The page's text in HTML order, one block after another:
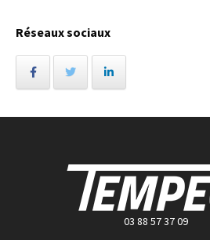
Réseaux sociaux
03 88 57 37 09